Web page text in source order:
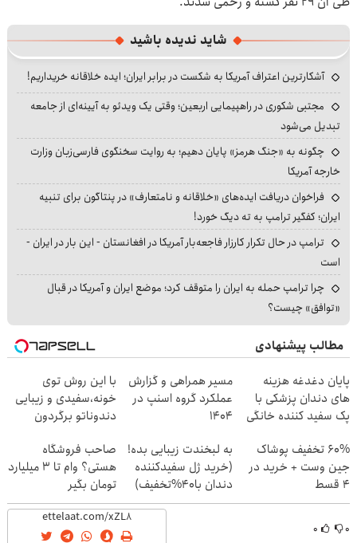
شاید ندیده باشید
آشکارترین اعتراف آمریکا به شکست در برابر ایران؛ ایده خلاقانه خریداریم!
مجتبی شکوری در راهپیمایی اربعین؛ وقتی یک ویدئو به آیینه‌ای از جامعه
تبدیل می‌شود
چگونه به «جنگ هرمز» پایان دهیم؛ به روایت سخنگوی فارسی‌زبان وزارت
خارجه آمریکا
فراخوان دریافت ایده‌های «خلاقانه و نامتعارف» در پنتاگون برای تنبیه
ایران؛ کفگیر ترامپ به ته دیگ خورد!
ترامپ در حال تکرار کارزار فاجعه‌بار آمریکا در افغانستان - این بار در ایران -
است
چرا ترامپ حمله به ایران را متوقف کرد؛ موضع ایران و آمریکا در قبال
«توافق» چیست؟
مطالب پیشنهادی
پایان دغدغه هزینه
های دندان پزشکی با
پک سفید کننده خانگی
مسیر همراهی و گزارش
عملکرد گروه اسنپ در
۱۴۰۴
با این روش توی
خونه،سفیدی و زیبایی
دندوناتو برگردون
60% تخفیف پوشاک
جین وست + خرید در
4 قسط
به لبخندت زیبایی بده!
(خرید ژل سفیدکننده
دندان با40%تخفیف)
صاحب فروشگاه
هستی؟ وام تا ۳ میلیارد
تومان بگیر
۰ ۰